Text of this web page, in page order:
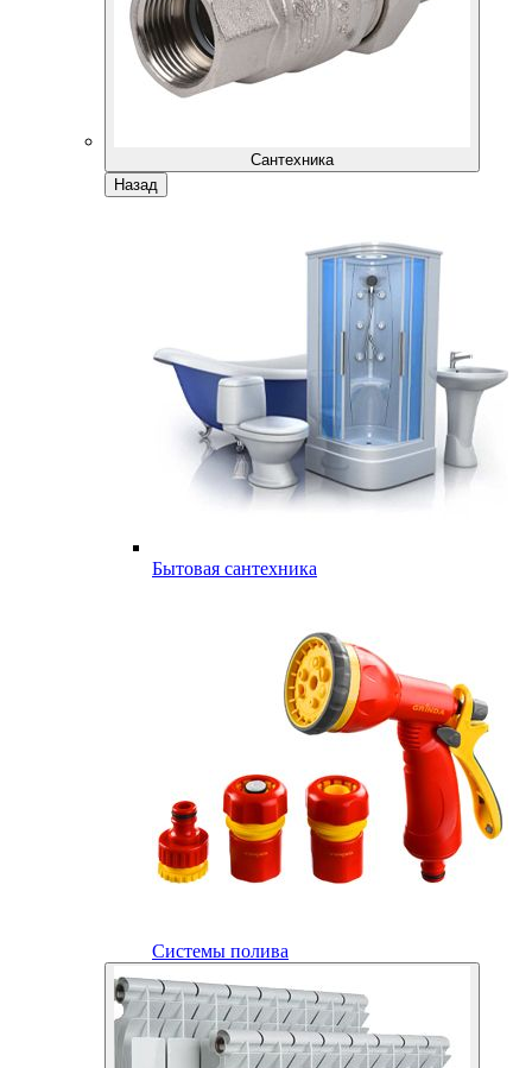
Сантехника
Назад
Бытовая сантехника
Системы полива